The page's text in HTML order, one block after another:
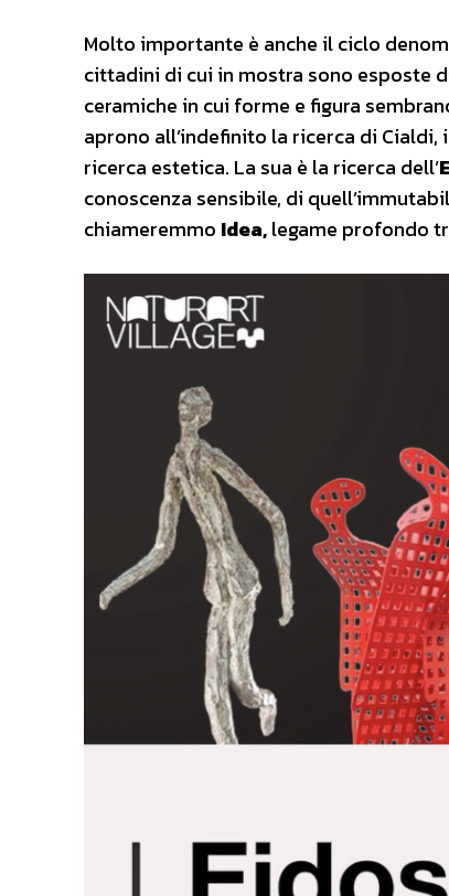
Molto importante è anche il ciclo
cittadini di cui in mostra sono esposte
ceramiche in cui forme e figura
aprono all’indefinito la ricerca di Cialdi,
ricerca estetica. La sua è la ricerca dell’
conoscenza sensibile, di
chiameremmo Idea,legame profondo